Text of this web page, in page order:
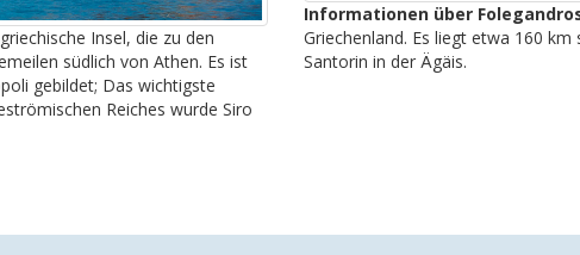
Insel, die zu den
südlich von Athen. Es ist
gebildet; Das wichtigste
Reiches wurde Siro
Informationen über
Griechenland. Es liegt etwa 160
Santorin in der Ägäis.